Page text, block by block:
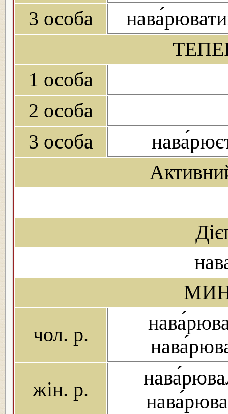
3 особа
1 особа
2 особа
3 особа
чол. р.
жін. р.